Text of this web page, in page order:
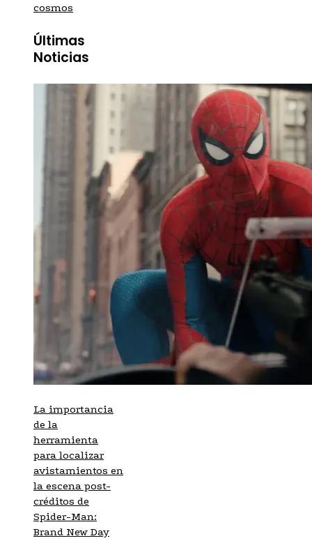
cosmos
Últimas
Noticias
La importancia
de la
herramienta
para localizar
avistamientos en
la escena post-
créditos de
Spider-Man:
Brand New Day